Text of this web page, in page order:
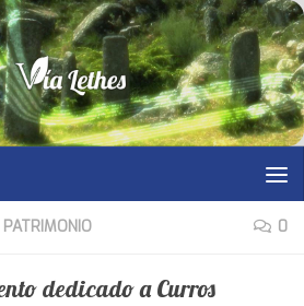
PATRIMONIO 0
dedicado a Curros